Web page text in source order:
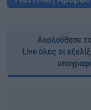
Ακολούθησε
Live όλες οι